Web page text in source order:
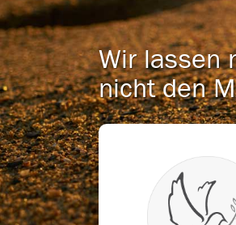
Wir lassen
nicht den